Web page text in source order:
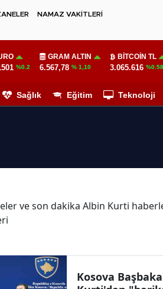
NAMAZ VAKİTLERİ
%0.2
GRAM ALTIN
6.567,78 % 1,10
BITCOIN TL
3.065.616
Sağlık Eğitim Teknoloji
ve son dakika Albin Kurti
Kosova